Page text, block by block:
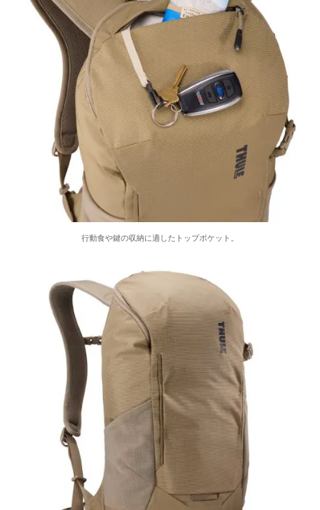
⾏動⾷や鍵の収納に適したトップポケット。